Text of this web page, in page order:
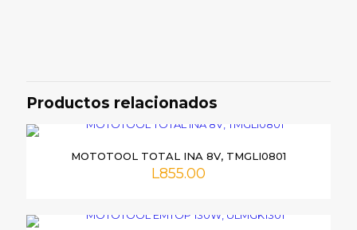
“HIDROLAVADORA MOTOR GAS
TOTAL, 3100 PSI, 6HP, TGT250105”
campos obligatorios están marcados con*
Productos relacionados
MOTOTOOL TOTAL INA 8V, TMGLI0801
L855.00